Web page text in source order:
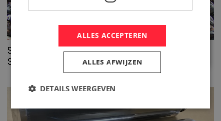
SPECIALE DEKLAAG ZORGT VOOR
SLIJTVASTE LAGERCONSTRUCTIE
ALLES ACCEPTEREN
ALLES AFWIJZEN
DETAILS WEERGEVEN